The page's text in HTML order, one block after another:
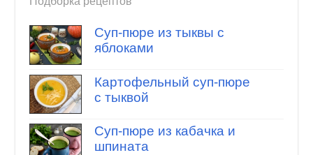
Суп-пюре из тыквы с
яблоками
Картофельный суп-пюре
с тыквой
Суп-пюре из кабачка и
шпината